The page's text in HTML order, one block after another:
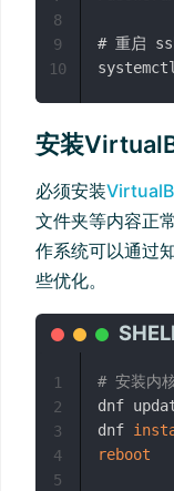
# 重启
8
9
10
安装
必须安装
文件夹等内容正
作系统可以通过
些优化。
# 安装内
dnf
dnf
reboot
1
2
3
4
5